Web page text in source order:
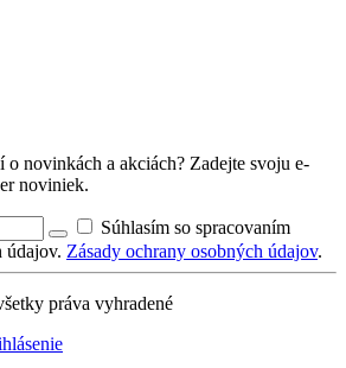
novinkách a akciách? Zadejte svoju e-
noviniek.
Súhlasím so spracovaním
údajov. Zásady ochrany osobných údajov.
práva vyhradené